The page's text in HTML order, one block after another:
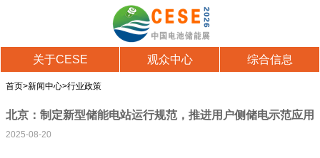
关于CESE 观众中心 综合信息
首页>新闻中心>行业政策
北京：制定新型储能电站运行规范，推进用户侧储电示范应用
2025-08-20